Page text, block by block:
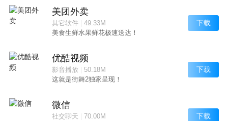
美团外卖
其它软件| 49.33M
美食生鲜水果鲜花极速送达！
下载
优酷视频
影音播放
50.18M
这就是街舞2独家呈现！
下载
微信
社交聊天
70.00M
下载